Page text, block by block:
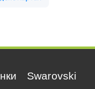
Swarovski